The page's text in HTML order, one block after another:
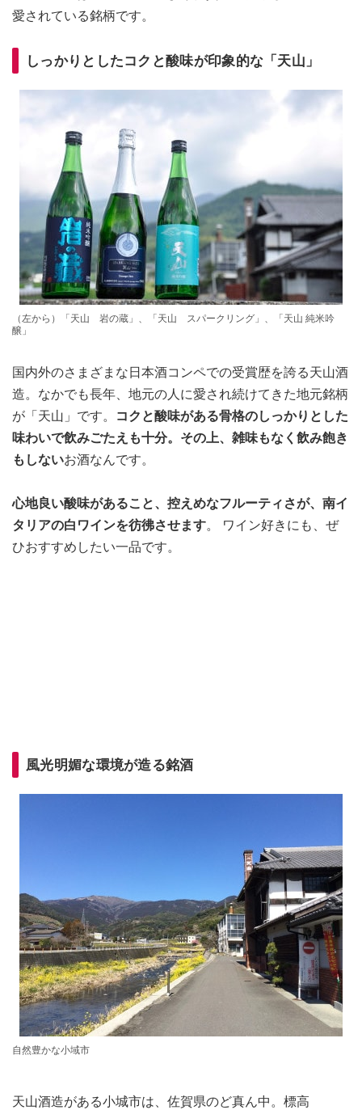
愛されている銘柄です。
しっかりとしたコクと酸味が印象的な「天山」
（左から）「天山 岩の蔵」、「天山 スパークリング」、「天山 純米吟
醸」
国内外のさまざまな日本酒コンペでの受賞歴を誇る天山酒
造。なかでも長年、地元の人に愛され続けてきた地元銘柄
が「天山」です。
コクと酸味がある骨格のしっかりとした
味わいで飲みごたえも十分。その上、雑味もなく飲み飽き
もしないお酒なんです。
心地良い酸味があること、控えめなフルーティさが、南イ
タリアの白ワインを彷彿させます。 ワイン好きにも、ぜ
ひおすすめしたい一品です。
風光明媚な環境が造る銘酒
自然豊かな小域市
天山酒造がある小城市は、佐賀県のど真ん中。標高